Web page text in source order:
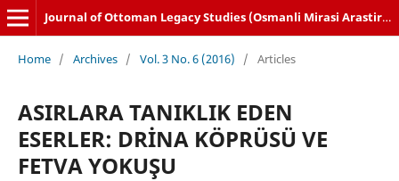
Journal of Ottoman Legacy Studies (Osmanli Mirasi Arastirmalari Dergisi)
Home / Archives / Vol. 3 No. 6 (2016) / Articles
ASIRLARA TANIKLIK EDEN
ESERLER: DRİNA KÖPRÜSÜ VE
FETVA YOKUŞU